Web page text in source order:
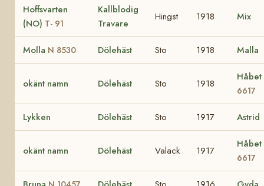
Hoffsvarten
(NO) T- 91
Kallblodig
Travare
Hingst 1918 Mix
Molla N 8530 Dölehäst Sto 1918 Malla
okänt namn Dölehäst Sto 1918
Håbet
6617
Lykken Dölehäst Sto 1917 Astrid
okänt namn Dölehäst Valack 1917
Håbet
6617